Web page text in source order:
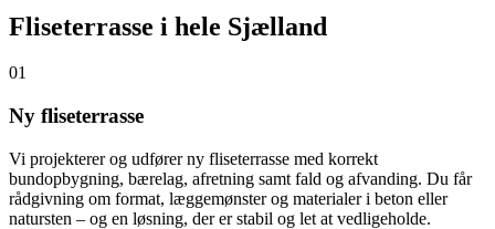
Fliseterrasse i hele Sjælland
01
Ny fliseterrasse
Vi projekterer og udfører ny fliseterrasse med korrekt
bundopbygning, bærelag, afretning samt fald og afvanding. Du får
rådgivning om format, læggemønster og materialer i beton eller
natursten – og en løsning, der er stabil og let at vedligeholde.